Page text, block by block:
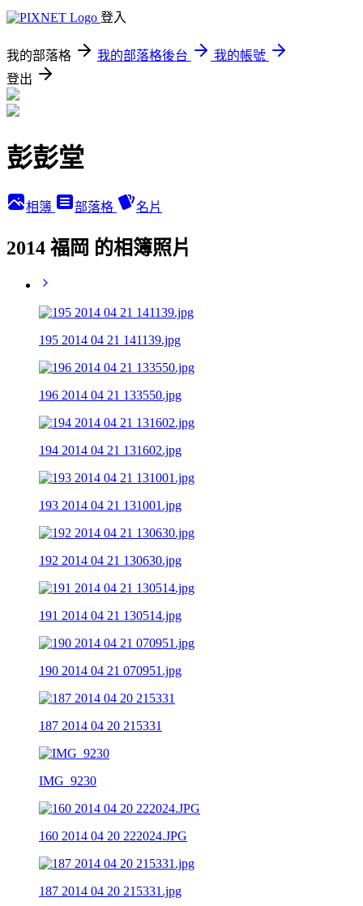
登入
我的部落格 我的部落格後台
我的帳號
登出
彭彭堂
相簿 部落格 名片
2014 福岡 的相簿照片
195 2014 04 21 141139.jpg
196 2014 04 21 133550.jpg
194 2014 04 21 131602.jpg
193 2014 04 21 131001.jpg
192 2014 04 21 130630.jpg
191 2014 04 21 130514.jpg
190 2014 04 21 070951.jpg
187 2014 04 20 215331
IMG_9230
160 2014 04 20 222024.JPG
187 2014 04 20 215331.jpg